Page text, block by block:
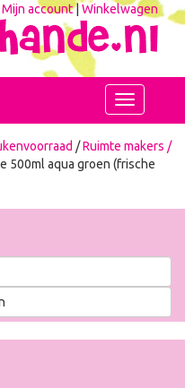
Mijn account|Winkelwagen
Toggle
navigation
/Ruimte makers /
500ml aqua groen (frische